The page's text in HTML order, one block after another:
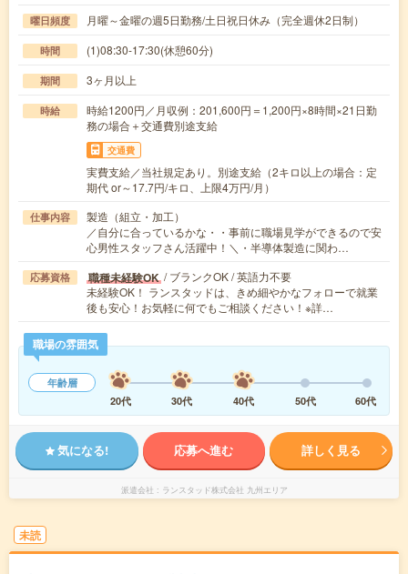
曜日頻度 月曜～金曜の週5日勤務/土日祝日休み（完全週休2日制）
時間 (1)08:30-17:30(休憩60分)
期間 3ヶ月以上
時給
時給1200円／月収例：201,600円＝1,200円×8時間×21日勤
務の場合＋交通費別途支給
交通費
実費支給／当社規定あり。別途支給（2キロ以上の場合：定
期代 or～17.7円/キロ、上限4万円/月）
仕事内容
製造（組立・加工）
／自分に合っているかな・・事前に職場見学ができるので安
心男性スタッフさん活躍中！＼・半導体製造に関わ…
応募資格 職種未経験OK / ブランクOK / 英語力不要
未経験OK！ ランスタッドは、きめ細やかなフォローで就業
後も安心！お気軽に何でもご相談ください！※詳…
職場の雰囲気
年齢層
20代
30代 40代 50代 60代
気になる! 応募へ進む 詳しく見る
派遣会社 ランスタッド株式会社 九州エリア
未読